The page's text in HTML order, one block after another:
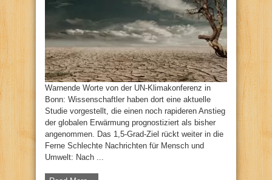
Warnende Worte von der UN-Klimakonferenz in
Bonn: Wissenschaftler haben dort eine aktuelle
Studie vorgestellt, die einen noch rapideren Anstieg
der globalen Erwärmung prognostiziert als bisher
angenommen. Das 1,5-Grad-Ziel rückt weiter in die
Ferne Schlechte Nachrichten für Mensch und
Umwelt: Nach ...